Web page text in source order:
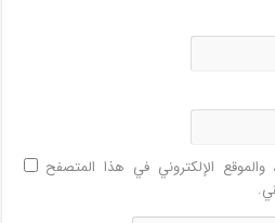
الإلكتروني في هذا المتصفح